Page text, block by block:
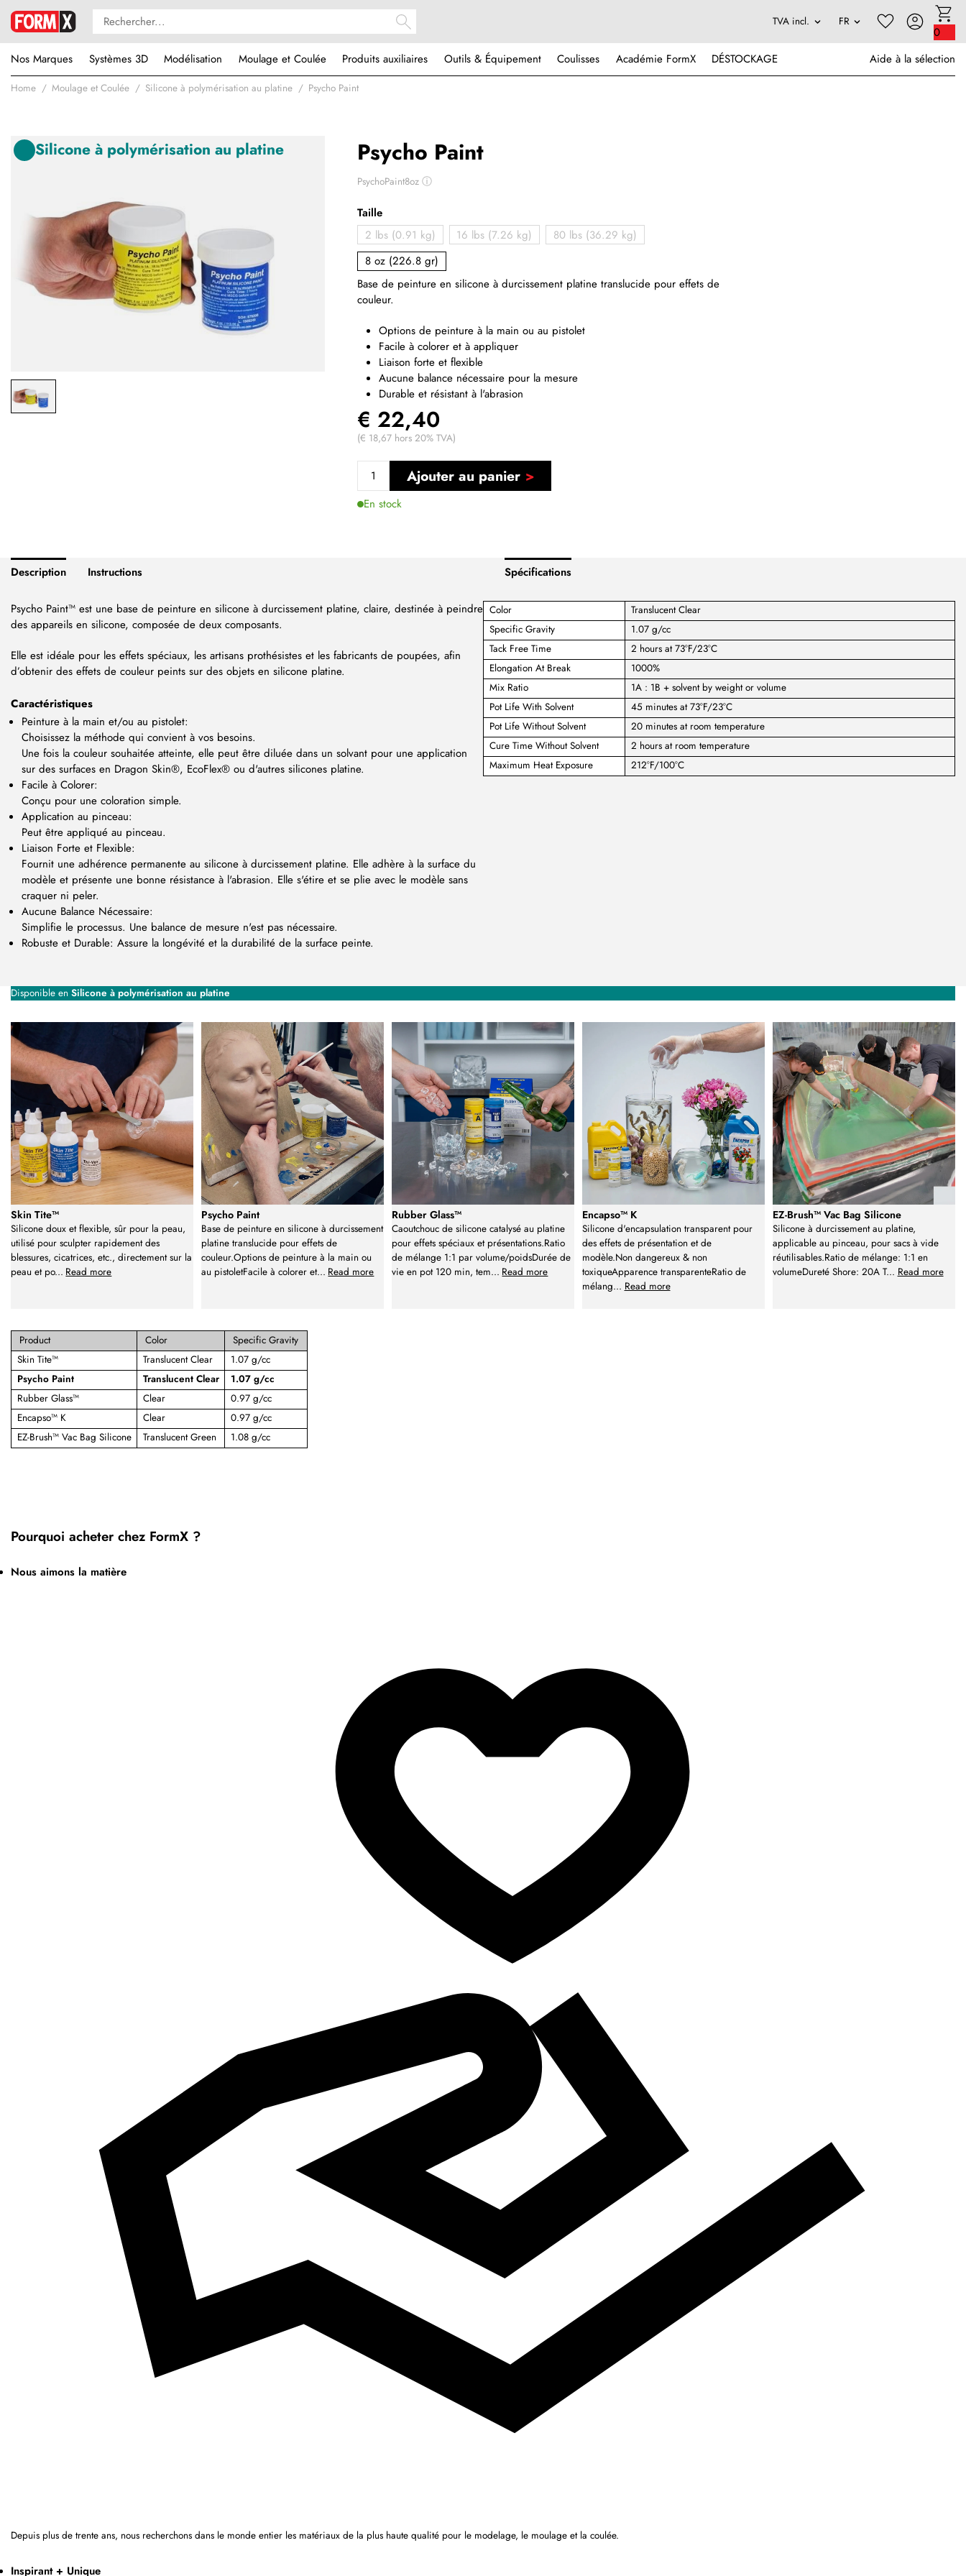
0
Nos Marques
Systèmes 3D Modélisation Moulage et Coulée Produits auxiliaires Outils & Équipement Coulisses Académie FormX DÉSTOCKAGE Aide à la sélection
Home Moulage et Coulée Silicone à polymérisation au platine Psycho Paint
Psycho Paint
PsychoPaint8ozⓘ
Silicone à polymérisation au platine
Taille
2 lbs (0.91 kg)
16 lbs (7.26 kg)
80 lbs (36.29 kg)
8 oz (226.8 gr)
Base de peinture en silicone à durcissement platine translucide pour effets de
couleur.
Options de peinture à la main ou au pistolet
Facile à colorer et à appliquer
Liaison forte et flexible
Aucune balance nécessaire pour la mesure
Durable et résistant à l'abrasion
€ 22,40
(€ 18,67 hors 20% TVA)
Ajouter au panier
En stock
Description Instructions Spécifications
Psycho Paint™ est une base de peinture en silicone à durcissement platine, claire, destinée à peindre
des appareils en silicone, composée de deux composants.
Elle est idéale pour les effets spéciaux, les artisans prothésistes et les fabricants de poupées, afin
d’obtenir des effets de couleur peints sur des objets en silicone platine.
Caractéristiques
Peinture à la main et/ou au pistolet:
Choisissez la méthode qui convient à vos besoins.
Une fois la couleur souhaitée atteinte, elle peut être diluée dans un solvant pour une application
sur des surfaces en Dragon Skin®, EcoFlex® ou d'autres silicones platine.
Facile à Colorer:
Conçu pour une coloration simple.
Application au pinceau:
Peut être appliqué au pinceau.
Liaison Forte et Flexible:
Fournit une adhérence permanente au silicone à durcissement platine. Elle adhère à la surface du
modèle et présente une bonne résistance à l'abrasion. Elle s'étire et se plie avec le modèle sans
craquer ni peler.
Aucune Balance Nécessaire:
Simplifie le processus. Une balance de mesure n'est pas nécessaire.
Robuste et Durable: Assure la longévité et la durabilité de la surface peinte.
Color
Translucent Clear
Specific Gravity
1.07 g/cc
Tack Free Time
2 hours at 73°F/23°C
Elongation At Break
1000%
Mix Ratio
1A : 1B + solvent by weight or volume
Pot Life With Solvent
45 minutes at 73°F/23°C
Pot Life Without Solvent
20 minutes at room temperature
Cure Time Without Solvent
2 hours at room temperature
Maximum Heat Exposure
212°F/100°C
Disponible en Silicone à polymérisation au platine
Skin Tite™
Silicone doux et flexible, sûr pour la peau,
utilisé pour sculpter rapidement des
blessures, cicatrices, etc., directement sur la
peau et po... Read more
Psycho Paint
Base de peinture en silicone à durcissement
platine translucide pour effets de
couleur.Options de peinture à la main ou
au pistoletFacile à colorer et... Read more
Rubber Glass™
Caoutchouc de silicone catalysé au platine
pour effets spéciaux et présentations.Ratio
de mélange 1:1 par volume/poidsDurée de
vie en pot 120 min, tem... Read more
Encapso™ K
Silicone d'encapsulation transparent pour
des effets de présentation et de
modèle.Non dangereux & non
toxiqueApparence transparenteRatio de
mélang... Read more
EZ-Brush™ Vac Bag Silicone
Silicone à durcissement au platine,
applicable au pinceau, pour sacs à vide
réutilisables.Ratio de mélange: 1:1 en
volumeDureté Shore: 20A T... Read more
Product Color
Specific Gravity
Skin Tite™
Translucent Clear
1.07 g/cc
Psycho Paint
Translucent Clear
1.07 g/cc
Rubber Glass™
Clear
0.97 g/cc
Encapso™ K
Clear
0.97 g/cc
EZ-Brush™ Vac Bag Silicone
Translucent Green 1.08 g/cc
Pourquoi acheter chez FormX ?
Nous aimons la matière
Depuis plus de trente ans, nous recherchons dans le monde entier les matériaux de la plus haute qualité pour le modelage, le moulage et la coulée.
Inspirant + Unique